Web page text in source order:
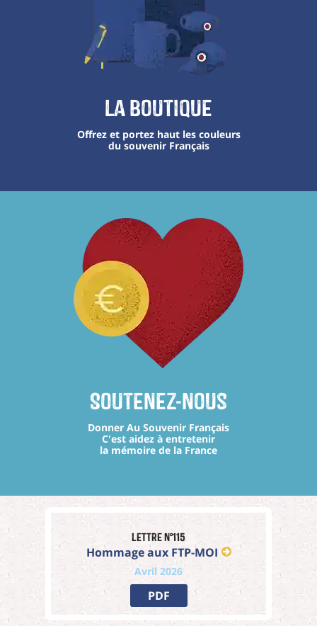
La boutique
Offrez et portez haut les couleurs
du souvenir Français
Soutenez-nous
Donner Au Souvenir Français
C'est aidez à entretenir
la mémoire de la France
Lettre n°115
Hommage aux FTP-MOI
Avril 2026
PDF